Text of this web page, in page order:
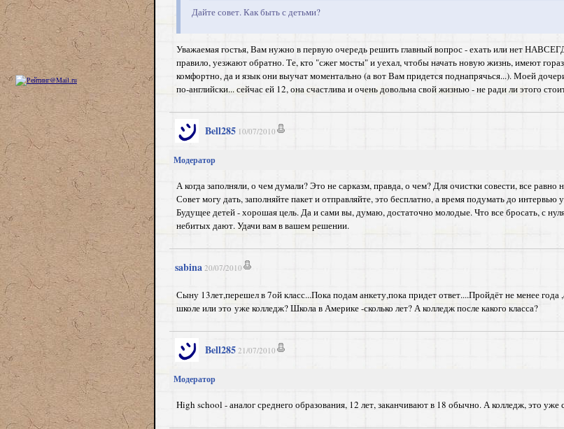
Дайте совет. Как быть с детьми?
Уважаемая гостья, Вам нужно в первую очередь решить главный вопрос - ехать или нет
правило, уезжают обратно. Те, кто "сжег мосты" и уехал, чтобы начать новую жизнь, имеют
комфортно, да и язык они выучат моментально (а вот Вам придется поднапрячься...). Моей
по-английски... сейчас ей 12, она счастлива и очень довольна свой жизнью - не ради ли этого
Bell285 10/07/2010
Модератор
А когда заполняли, о чем думали? Это не сарказм, правда, о чем? Для очистки совести, все
Совет могу дать, заполняйте пакет и отправляйте, это бесплатно, а время подумать до
Будущее детей - хорошая цель. Да и сами вы, думаю, достаточно молодые. Что все бросать, с
небитых дают. Удачи вам в вашем решении.
sabina 20/07/2010
Сыну 13лет,перешел в 7ой класс...Пока подам анкету,пока придет ответ....Пройдёт не менее
школе или это уже колледж? Школа в Америке -сколько лет? А колледж после какого класса?
Bell285 21/07/2010
Модератор
High school - аналог среднего образования, 12 лет, заканчивают в 18 обычно. А колледж, это